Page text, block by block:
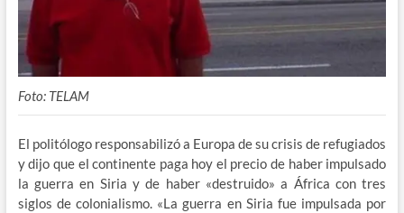
Foto: TELAM
El politólogo responsabilizó a Europa de su crisis de refugiados
y dijo que el continente paga hoy el precio de haber impulsado
la guerra en Siria y de haber «destruido» a África con tres
siglos de colonialismo. «La guerra en Siria fue impulsada por